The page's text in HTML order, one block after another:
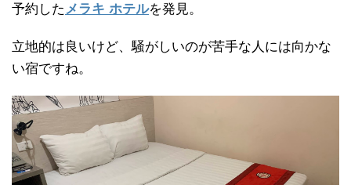
予約した メラキ ホテルを発見。
立地的は良いけど、騒がしいのが苦手な人には向かな
い宿ですね。